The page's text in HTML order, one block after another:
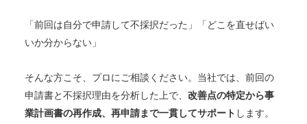
「前回は自分で申請して不採択だった」「どこを直せばい
いか分からない」
そんな方こそ、プロにご相談ください。当社では、前回の
申請書と不採択理由を分析した上で、 改善点の特定から事
業計画書の再作成、再申請まで一貫してサポート します。